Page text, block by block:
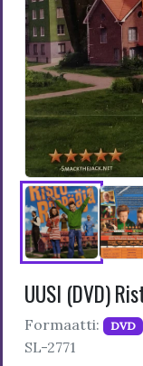
UUSI (DVD)
Formaatti: DVD
SL-2771